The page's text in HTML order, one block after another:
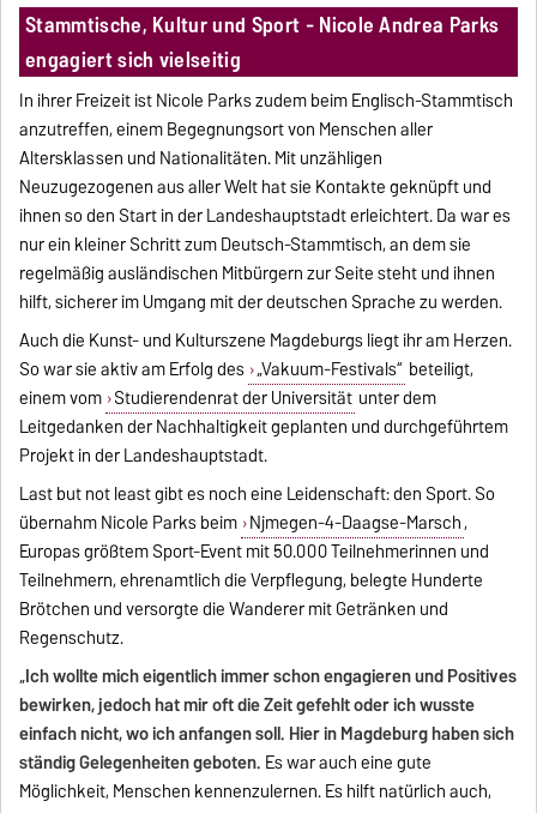
Stammtische, Kultur und Sport - Nicole Andrea Parks
engagiert sich vielseitig
In ihrer Freizeit ist Nicole Parks zudem beim Englisch-Stammtisch
anzutreffen, einem Begegnungsort von Menschen aller
Altersklassen und Nationalitäten.Mit unzähligen
Neuzugezogenen aus aller Welt hat sie Kontakte geknüpft und
ihnen so den Start in der Landeshauptstadt erleichtert.Da war es
nur ein kleiner Schritt zum Deutsch-Stammtisch, an dem sie
regelmäßig ausländischen Mitbürgern zur Seite steht und ihnen
hilft, sicherer im Umgang mit der deutschen Sprache zu werden.
Auch die Kunst- und Kulturszene Magdeburgs liegt ihr am Herzen.
So war sie aktiv am Erfolg des „Vakuum-Festivals“ beteiligt,
einem vom Studierendenrat der Universität unter dem
Leitgedanken der Nachhaltigkeit geplanten und durchgeführtem
Projekt in der Landeshauptstadt.
Last but not least gibt es noch eine Leidenschaft: den Sport. So
übernahm Nicole Parks beim Nijmegen-4-Daagse-Marsch,
Europas größtem Sport-Event mit 50.000 Teilnehmerinnen und
Teilnehmern, ehrenamtlich die Verpflegung, belegte Hunderte
Brötchen und versorgte die Wanderer mit Getränken und
Regenschutz.
„Ich wollte mich eigentlich immer schon engagieren und Positives
bewirken, jedoch hat mir oft die Zeit gefehlt oder ich wusste
einfach nicht, wo ich anfangen soll. Hier in Magdeburg haben sich
ständig Gelegenheiten geboten. Es war auch eine gute
Möglichkeit, Menschen kennenzulernen. Es hilft natürlich auch,